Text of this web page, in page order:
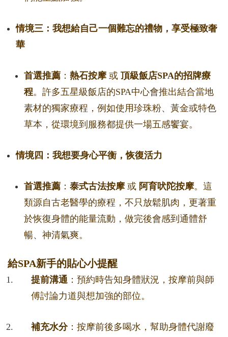
情境三：我想給自己一個難忘的禮物，享受極致奢
華
首選推薦 ： 熱石按摩或 頂級飯店SPA的招牌療
程。許多五星級飯店的SPA中心會推出結合當地
素材的獨家療程，例如使用珍珠粉、黃金或特色
草本，從環境到服務都提供一場五感饗宴。
情境四：我想要身心平衡，恢復活力
首選推薦 ： 泰式古法按摩或 阿育吠陀按摩。這
類源自古老醫學的療程，不只放鬆肌肉，更著重
於恢復身體的能量流動，做完後會感到通體舒
暢、神清氣爽。
給SPA新手的貼心小提醒
提前溝通 ：預約時告知身體狀況，按摩前與師
傅討論力道與想加強的部位。
補充水分：按摩前後多喝水，幫助身體代謝廢